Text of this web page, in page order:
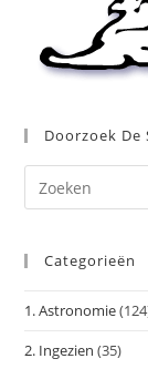
Doorzoek De
Categorieën
1. Astronomie
2. Ingezien (35)